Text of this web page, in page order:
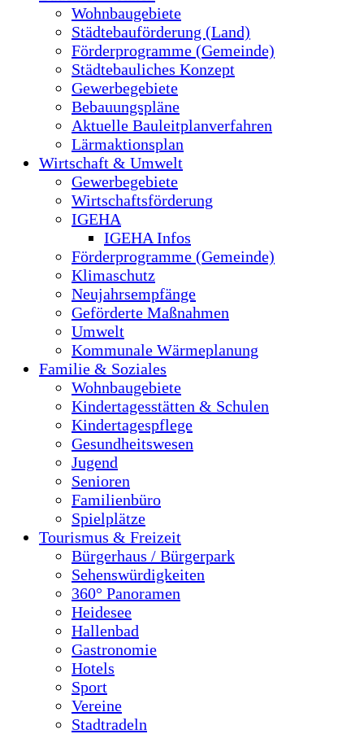
Wohnbaugebiete
Städtebauförderung (Land)
Förderprogramme (Gemeinde)
Städtebauliches Konzept
Gewerbegebiete
Bebauungspläne
Aktuelle Bauleitplanverfahren
Lärmaktionsplan
Wirtschaft & Umwelt
Gewerbegebiete
Wirtschaftsförderung
IGEHA
IGEHA Infos
Förderprogramme (Gemeinde)
Klimaschutz
Neujahrsempfänge
Geförderte Maßnahmen
Umwelt
Kommunale Wärmeplanung
Familie & Soziales
Wohnbaugebiete
Kindertagesstätten & Schulen
Kindertagespflege
Gesundheitswesen
Jugend
Senioren
Familienbüro
Spielplätze
Tourismus & Freizeit
Bürgerhaus / Bürgerpark
Sehenswürdigkeiten
360° Panoramen
Heidesee
Hallenbad
Gastronomie
Hotels
Sport
Vereine
Stadtradeln